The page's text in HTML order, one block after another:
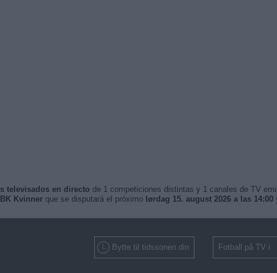
televisados en directo de 1 competiciones distintas y 1 canales de TV
Kvinnerque se disputará el próximo lørdag 15. august 2026 a las 14:00
Bytte til tidssonen din Fotball på TV i